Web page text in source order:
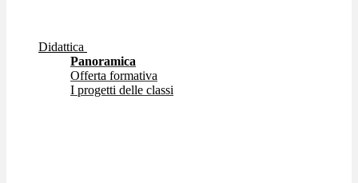
Didattica
Panoramica
Offerta formativa
I progetti delle classi